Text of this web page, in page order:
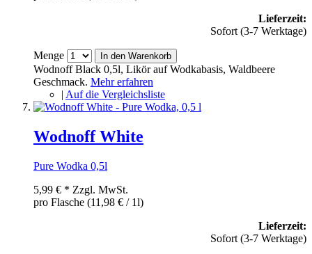
Lieferzeit:
Sofort (3-7 Werktage)
Menge In den Warenkorb
Wodnoff Black 0,5l, Likör auf Wodkabasis, Waldbeere
Geschmack. Mehr erfahren
| Auf die Vergleichsliste
Wodnoff White
Pure Wodka 0,5l
5,99 € * Zzgl. MwSt.
pro Flasche (11,98 € / 1l)
Lieferzeit:
Sofort (3-7 Werktage)